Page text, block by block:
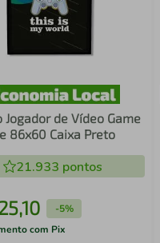
Jogador de Vídeo Game
86x60 Caixa Preto
21.933 pontos
,10 -5%
com Pix